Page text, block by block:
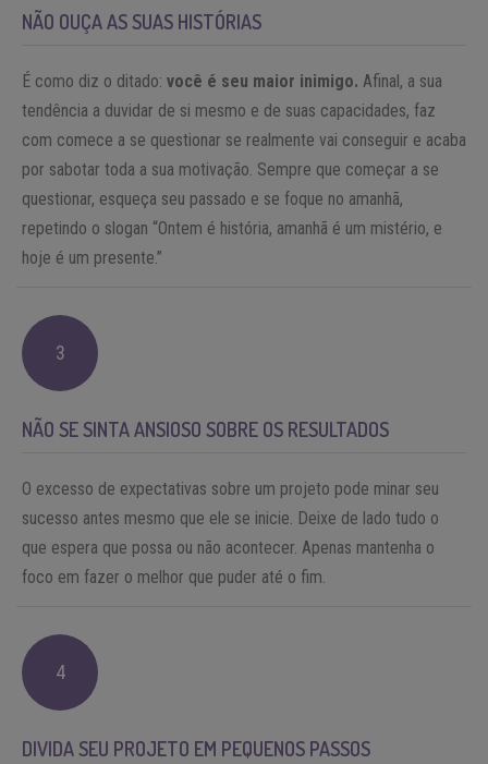
NÃO OUÇA AS SUAS HISTÓRIAS
É como diz o ditado: você é seu maior inimigo. Afinal, a sua
tendência a duvidar de si mesmo e de suas capacidades, faz
com comece a se questionar se realmente vai conseguir e acaba
por sabotar toda a sua motivação. Sempre que começar a se
questionar, esqueça seu passado e se foque no amanhã,
repetindo o slogan “Ontem é história, amanhã é um mistério, e
hoje é um presente.”
3
NÃO SE SINTA ANSIOSO SOBRE OS RESULTADOS
O excesso de expectativas sobre um projeto pode minar seu
sucesso antes mesmo que ele se inicie. Deixe de lado tudo o
que espera que possa ou não acontecer. Apenas mantenha o
foco em fazer o melhor que puder até o fim.
4
DIVIDA SEU PROJETO EM PEQUENOS PASSOS